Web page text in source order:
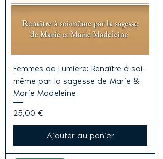
Femmes de Lumière: Renaître à soi-
même par la sagesse de Marie &
Marie Madeleine
Prix
25,00 €
Ajouter au panier